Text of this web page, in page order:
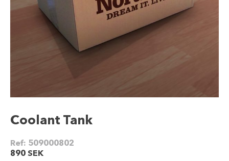
Coolant Tank
Ref: 509000802
890 SEK